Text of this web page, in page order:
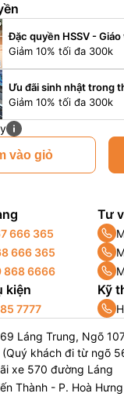
Đặc quyền HSSV - Giáo
Giảm 10% tối đa 300k
Ưu đãi sinh nhật trong
Giảm 10% tối đa 300k
vào giỏ
666 365
666 365
868 6666
Tư
kiện
7777
Kỹ
Láng Trung, Ngõ
(Quý khách đi từ ngõ
xe 570 đường Láng
Thành - P. Hoà